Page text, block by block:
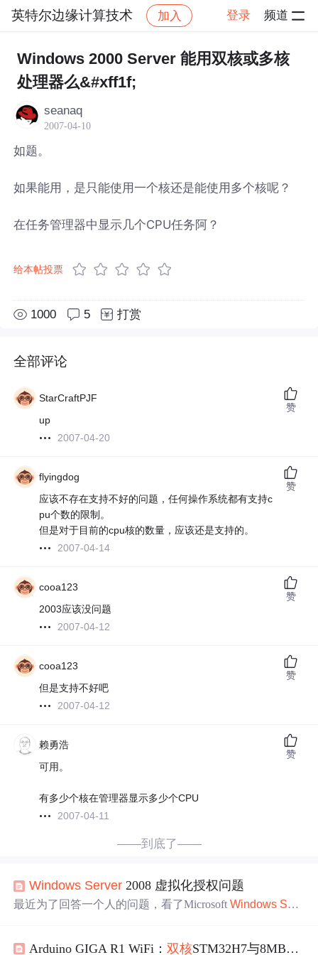
英特尔边缘计算技术 加入 登录 频道
社区 英特尔边缘计算技术 帖子详情
Windows 2000 Server 能用双核或多核
处理器么&#xff1f;
seanaq
2007-04-10
如题。
如果能用，是只能使用一个核还是能使用多个核呢？
在任务管理器中显示几个CPU任务阿？
给本帖投票
1000 5 打赏
全部评论
StarCraftPJF
up
2007-04-20
赞
flyingdog
应该不存在支持不好的问题，任何操作系统都有支持c
pu个数的限制。
但是对于目前的cpu核的数量，应该还是支持的。
2007-04-14
赞
cooa123
2003应该没问题
2007-04-12
赞
cooa123
但是支持不好吧
2007-04-12
赞
赖勇浩
可用。
有多少个核在管理器显示多少个CPU
2007-04-11
赞
——到底了——
Windows Server 2008 虚拟化授权问题
最近为了回答一个人的问题，看了MicrosoftWindows Serv
容真的很重要，貌似很多人都不知道这些细节。国内的那
Arduino GIGA R1 WiFi： 双核STM32H7与8MB内存的创客工作站实战